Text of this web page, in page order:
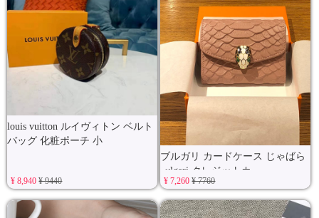
louis vuitton ルイヴィトン ベルト
バッグ 化粧ポーチ 小
¥ 8,940¥ 9440
ブルガリ カードケース じゃばら
bvlgari クレジットカ
¥ 7,260¥ 7760